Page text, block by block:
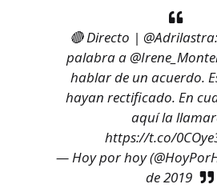
🔴 Directo | @Adrilastra
palabra a
hablar de un acuerdo.
hayan rectificado. En
aquí la
https://t.co/
— Hoy por hoy
de 2019